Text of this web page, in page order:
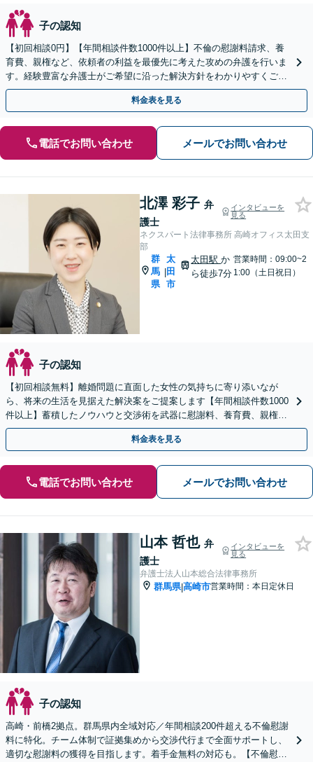
子の認知
【初回相談0円】【年間相談件数1000件以上】不倫の慰謝料請求、養
育費、親権など、依頼者の利益を最優先に考えた攻めの弁護を行いま
す。経験豊富な弁護士がご希望に沿った解決方針をわかりやすくご提
案します。お気軽にお問合せ下さい。
料金表を見る
電話でお問い合わせ メールでお問い合わせ
北澤 彩子 弁
護士
インタビューを
見る
ネクスパート法律事務所 高崎オフィス太田支
部
群
馬
県
|
太
田
市
太田駅か
ら徒歩7分
営業時間：09:00~2
1:00（土日祝日）
子の認知
【初回相談無料】離婚問題に直面した女性の気持ちに寄り添いなが
ら、将来の生活を見据えた解決案をご提案します【年間相談件数1000
件以上】蓄積したノウハウと交渉術を武器に慰謝料、養育費、親権な
どの獲得を目指します【夜間・休日面談可】
料金表を見る
電話でお問い合わせ メールでお問い合わせ
山本 哲也 弁
護士
インタビューを
見る
弁護士法人山本総合法律事務所
群馬県|高崎市営業時間：本日定休日
子の認知
高崎・前橋2拠点。群馬県内全域対応／年間相談200件超える不倫慰謝
料に特化。チーム体制で証拠集めから交渉代行まで全面サポートし、
適切な慰謝料の獲得を目指します。着手金無料の対応も。【不倫慰謝